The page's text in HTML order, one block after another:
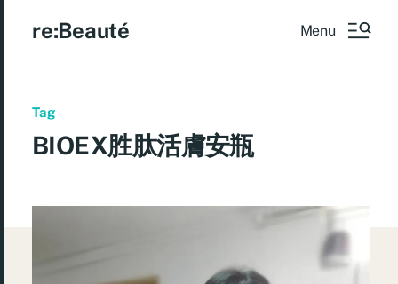
re:Beauté Menu
Tag
BIOEX胜肽活膚安瓶